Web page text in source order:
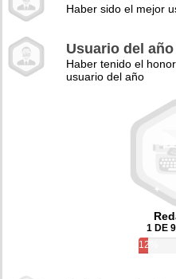
Haber sido el mejor
Usuario del año
Haber tenido el
usuario del año
1 DE
12%